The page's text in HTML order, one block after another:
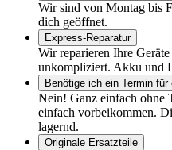
Wir sind von Montag bis
dich geöffnet.
Express-Reparatur
Wir reparieren Ihre
unkompliziert. Akku und
Benötige ich ein Termin für
Nein! Ganz einfach ohne
einfach vorbeikommen.
lagernd.
Originale Ersatzteile